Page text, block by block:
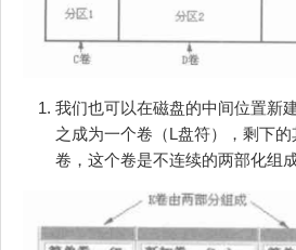
我们也可以在磁盘的中间位置新
之成为一个卷（L盘符），剩下
卷，这个卷是不连续的两部化组成